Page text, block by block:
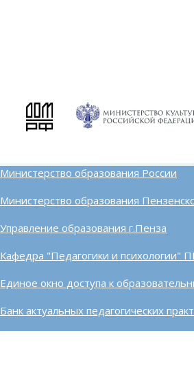
Министерство образования России
Министерство образования
Управление образования г.Пенза
Кафедра "Педагогики и психологии"
Единое окно доступа к
Банк актуальных педагогических